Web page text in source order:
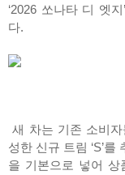
‘2026 쏘나타 디 엣
다.
새 차는 기존 소비
성한 신규 트림 ‘S’
을 기본으로 넣어 상